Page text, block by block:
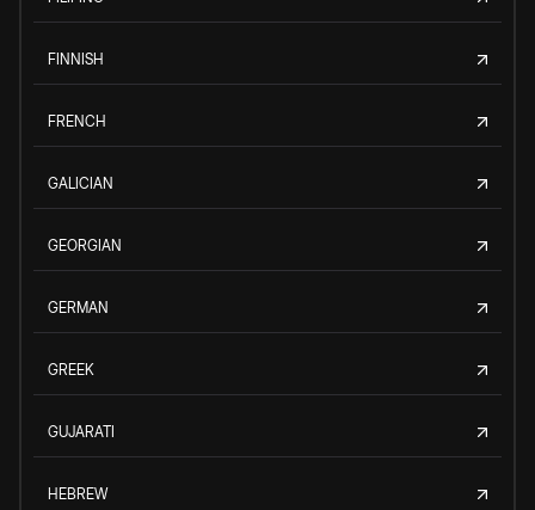
FINNISH
FRENCH
GALICIAN
GEORGIAN
GERMAN
GREEK
GUJARATI
HEBREW